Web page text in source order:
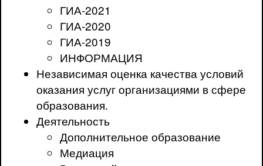
ГИА-2021
ГИА-2020
ГИА-2019
ИНФОРМАЦИЯ
Независимая оценка качества условий
оказания услуг организациями в сфере
образования.
Деятельность
Дополнительное образование
Медиация